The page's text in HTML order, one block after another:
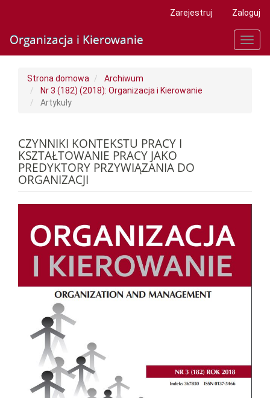
Content
Sidebar
Zarejestruj Zaloguj
Organizacja i Kierowanie
Strona domowa
Archiwum
Nr 3 (182) (2018): Organizacja i Kierowanie
Artykuły
CZYNNIKI KONTEKSTU PRACY I
KSZTAŁTOWANIE PRACY JAKO
PREDYKTORY PRZYWIĄZANIA DO
ORGANIZACJI
Sidebar